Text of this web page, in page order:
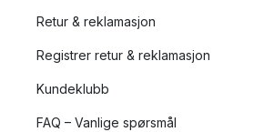
Retur & reklamasjon
Registrer retur & reklamasjon
Kundeklubb
FAQ – Vanlige spørsmål